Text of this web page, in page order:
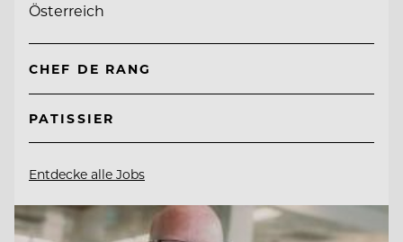
Österreich
CHEF DE RANG
PATISSIER
Entdecke alle Jobs